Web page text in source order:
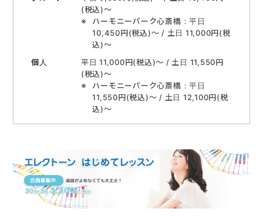
(税込)〜
ハーモニーパーク心斎橋：平日
10,450円(税込)〜 / 土日 11,000円(税
込)〜
平日 11,000円(税込)〜 / 土日 11,550円
(税込)〜
ハーモニーパーク心斎橋：平日
11,550円(税込)〜 / 土日 12,100円(税
込)〜